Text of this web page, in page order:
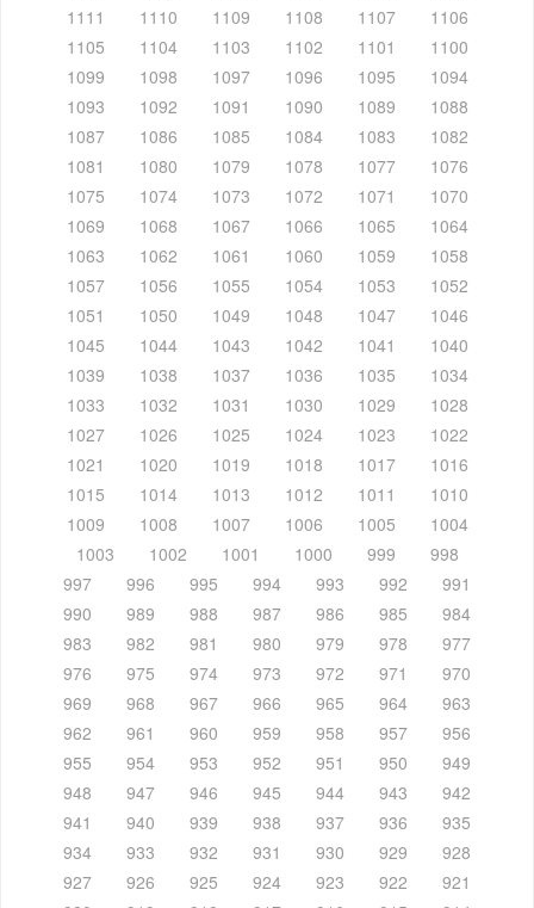
1111
1110 1109 1108 1107
1106
1105
1104 1103 1102 1101
1100
1099
1098 1097 1096 1095
1094
1093
1092 1091 1090 1089
1088
1087
1086 1085 1084 1083
1082
1081
1080 1079 1078 1077
1076
1075
1074 1073 1072 1071
1070
1069
1068 1067 1066 1065
1064
1063
1062 1061 1060 1059
1058
1057
1056 1055 1054 1053
1052
1051
1050 1049 1048 1047
1046
1045
1044 1043 1042 1041
1040
1039
1038 1037 1036 1035
1034
1033
1032 1031 1030 1029
1028
1027
1026 1025 1024 1023
1022
1021
1020 1019 1018 1017
1016
1015
1014 1013 1012 1011
1010
1009
1008 1007 1006 1005
1004
1003
1002 1001 1000 999
998
997
996 995 994 993 992
991
990
989 988 987 986 985
984
983
982 981 980 979 978
977
976
975 974 973 972 971
970
969
968 967 966 965 964
963
962
961 960 959 958 957
956
955
954 953 952 951 950
949
948
947 946 945 944 943
942
941
940 939 938 937 936
935
934
933 932 931 930 929
928
927
926 925 924 923 922
921